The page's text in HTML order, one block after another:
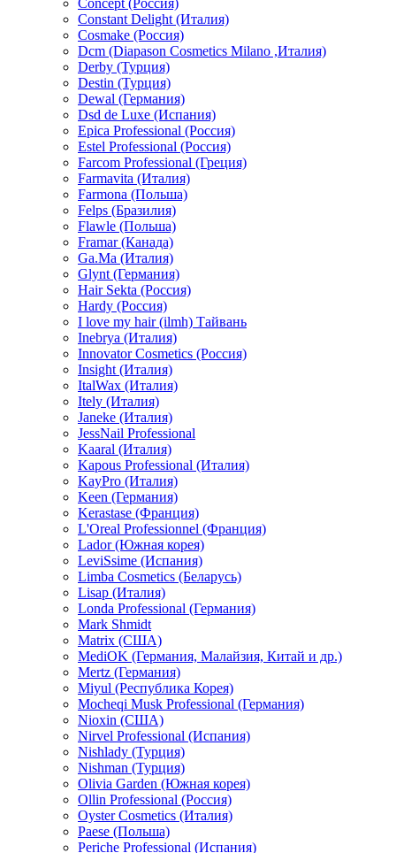
Concept (Россия)
Constant Delight (Италия)
Cosmake (Россия)
Dcm (Diapason Cosmetics Milano ,Италия)
Derby (Турция)
Destin (Турция)
Dewal (Германия)
Dsd de Luxe (Испания)
Epica Professional (Россия)
Estel Professional (Россия)
Farcom Professional (Греция)
Farmavita (Италия)
Farmona (Польша)
Felps (Бразилия)
Flawle (Польша)
Framar (Канада)
Ga.Ma (Италия)
Glynt (Германия)
Hair Sekta (Россия)
Hardy (Россия)
I love my hair (ilmh) Тайвань
Inebrya (Италия)
Innovator Cosmetics (Россия)
Insight (Италия)
ItalWax (Италия)
Itely (Италия)
Janeke (Италия)
JessNail Professional
Kaaral (Италия)
Kapous Professional (Италия)
KayPro (Италия)
Keen (Германия)
Kerastase (Франция)
L'Oreal Professionnel (Франция)
Lador (Южная корея)
LeviSsime (Испания)
Limba Cosmetics (Беларусь)
Lisap (Италия)
Londa Professional (Германия)
Mark Shmidt
Matrix (США)
MediOK (Германия, Малайзия, Китай и др.)
Mertz (Германия)
Miyul (Республика Корея)
Mocheqi Musk Professional (Германия)
Nioxin (США)
Nirvel Professional (Испания)
Nishlady (Турция)
Nishman (Турция)
Olivia Garden (Южная корея)
Ollin Professional (Россия)
Oyster Cosmetics (Италия)
Paese (Польша)
Periche Professional (Испания)